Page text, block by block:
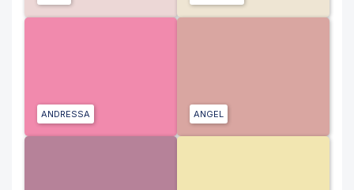
ANDRESSA ANGEL